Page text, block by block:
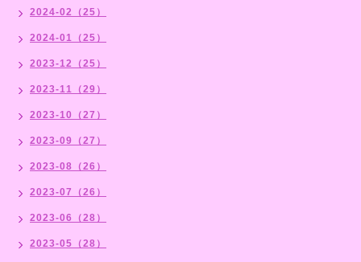
2024-02（25）
2024-01（25）
2023-12（25）
2023-11（29）
2023-10（27）
2023-09（27）
2023-08（26）
2023-07（26）
2023-06（28）
2023-05（28）